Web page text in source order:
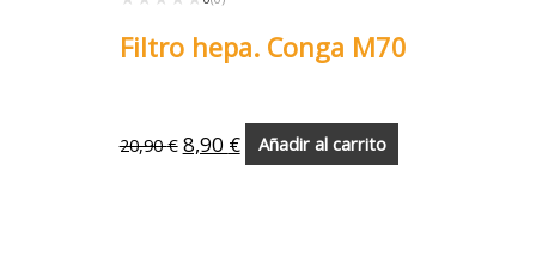
Filtro hepa. Conga M70
20,90€ 8,90 € Añadir al carrito